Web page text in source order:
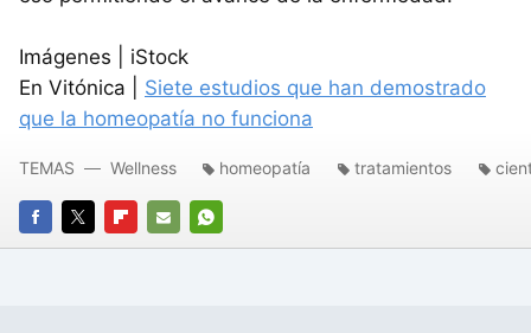
Imágenes | iStock
En Vitónica | Siete estudios que han demostrado
que la homeopatía no funciona
FACEBOOK
TWITTERFLIPBOARD
E-
WHATSAPP
TEMAS Wellness homeopatía tratamientos